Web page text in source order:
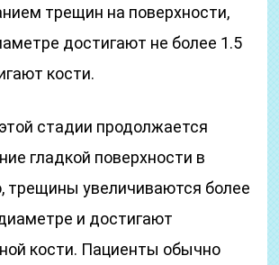
трещин на поверхности,
достигают не более 1.5
кости.
стадии продолжается
гладкой поверхности в
трещины увеличиваются более
и достигают
кости. Пациенты обычно